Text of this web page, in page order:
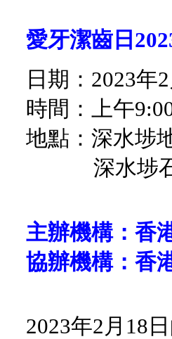
愛牙潔齒日
日期：2023年
時間：上午
地點： 深水埗
深水埗石
主辦機構：香
協辦機構：香
2023年2月18日